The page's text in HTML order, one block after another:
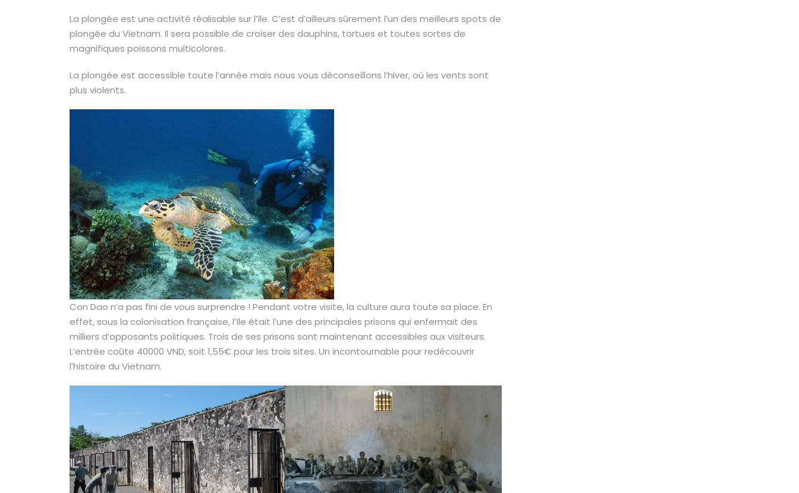
La plongée est une activité réalisable sur l’île. C’est d’ailleurs sûrement l’un des meilleurs spots de
plongée du Vietnam. Il sera possible de croiser des dauphins, tortues et toutes sortes de
magnifiques poissons multicolores.
La plongée est accessible toute l’année mais nous vous déconseillons l’hiver, où les vents sont
plus violents.
Con Dao n’a pas fini de vous surprendre ! Pendant votre visite, la culture aura toute sa place. En
effet, sous la colonisation française, l’île était l’une des principales prisons qui enfermait des
milliers d’opposants politiques. Trois de ses prisons sont maintenant accessibles aux visiteurs.
L’entrée coûte 40000 VND, soit 1,55€ pour les trois sites. Un incontournable pour redécouvrir
l’histoire du Vietnam.